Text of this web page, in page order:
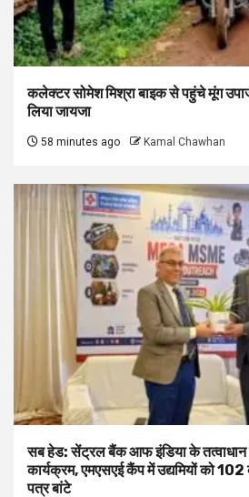
कलेक्टर सोमेश मिश्रा बाइक से पहुंचे मूंग
लिया जायजा
58 minutes ago Kamal Chawhan
सब हेड: सेंट्रल बैंक आफ इंडिया के तत्वाधान
कार्यक्रम, एमएसएई कैंप में उद्यमियों को
पत्र बांटे